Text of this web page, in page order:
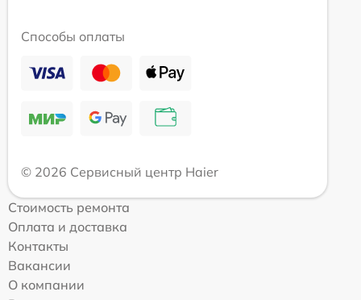
Способы оплаты
© 2026 Сервисный центр Haier
Стоимость ремонта
Оплата и доставка
Контакты
Вакансии
О компании